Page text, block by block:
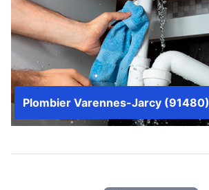
Plombier Varennes-Jarcy (91480)